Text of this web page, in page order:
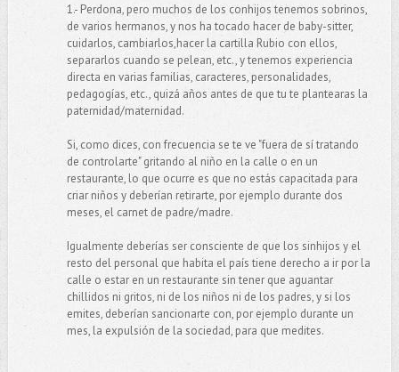
1.- Perdona, pero muchos de los conhijos tenemos sobrinos,
de varios hermanos, y nos ha tocado hacer de baby-sitter,
cuidarlos, cambiarlos,hacer la cartilla Rubio con ellos,
separarlos cuando se pelean, etc., y tenemos experiencia
directa en varias familias, caracteres, personalidades,
pedagogías, etc., quizá años antes de que tu te plantearas la
paternidad/maternidad.
Si, como dices, con frecuencia se te ve "fuera de sí tratando
de controlarte" gritando al niño en la calle o en un
restaurante, lo que ocurre es que no estás capacitada para
criar niños y deberían retirarte, por ejemplo durante dos
meses, el carnet de padre/madre.
Igualmente deberías ser consciente de que los sinhijos y el
resto del personal que habita el país tiene derecho a ir por la
calle o estar en un restaurante sin tener que aguantar
chillidos ni gritos, ni de los niños ni de los padres, y si los
emites, deberían sancionarte con, por ejemplo durante un
mes, la expulsión de la sociedad, para que medites.